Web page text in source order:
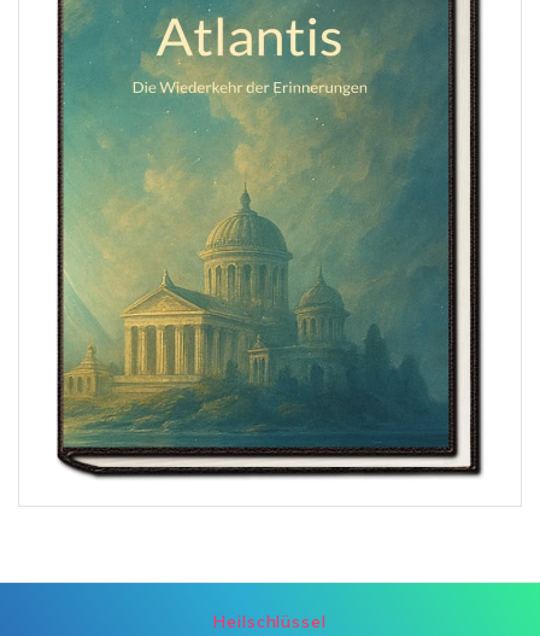
Heilschlüssel